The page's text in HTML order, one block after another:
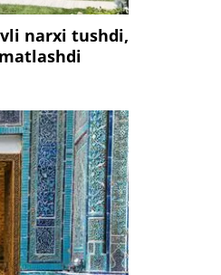
narxi tushdi,